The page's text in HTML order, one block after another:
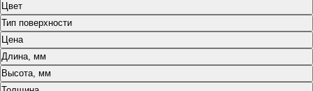
Цвет
Тип поверхности
Цена
Длина, мм
Высота, мм